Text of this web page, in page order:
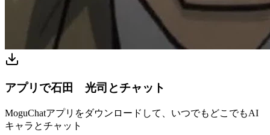
アプリで石田 光司とチャット
MoguChatアプリをダウンロードして、いつでもどこでもAI
キャラとチャット